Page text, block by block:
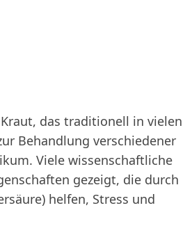
das traditionell in vielen
Behandlung verschiedener
Viele wissenschaftliche
gezeigt, die durch
helfen, Stress und